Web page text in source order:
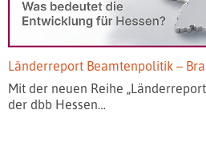
Länderreport Beamtenpolitik –
Mit der neuen Reihe
der dbb Hessen…